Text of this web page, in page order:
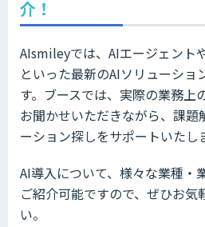
介！
AIsmileyでは、AIエージェント
といった最新のAIソリューショ
す。ブースでは、実際の業務上
お聞かせいただきながら、課題
ーション探しをサポートいたし
AI導入について、様々な業種・
ご紹介可能ですので、ぜひお気
い。